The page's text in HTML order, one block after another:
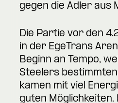
gegen die Adler aus
Die Partie vor den
in der EgeTrans
Beginn an Tempo,
Steelers
kamen mit viel
guten